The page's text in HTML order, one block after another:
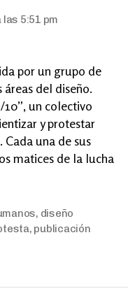
5:51 pm
por un grupo de
del diseño.
un colectivo
y protestar
una de sus
matices de la lucha
, diseño
, publicación